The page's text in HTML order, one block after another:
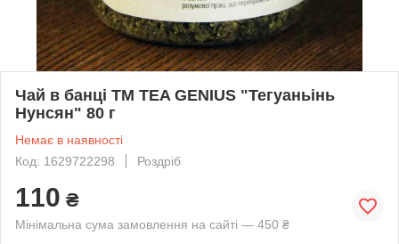
Чай в банці TM TEA GENIUS "Тегуаньінь
Нунсян" 80 г
Немає в наявності
Код: 1629722298
Роздріб
110 ₴
Мінімальна сума замовлення на сайті — 450 ₴